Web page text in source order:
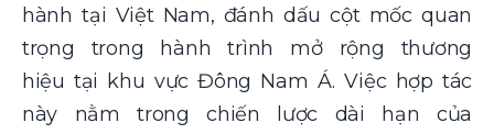
hành tại Việt Nam, đánh dấu cột mốc quan
trọng trong hành trình mở rộng thương
hiệu tại khu vực Đông Nam Á. Việc hợp tác
này nằm trong chiến lược dài hạn của